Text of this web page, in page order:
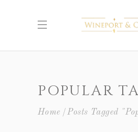
POPULAR
Home Posts Tagged